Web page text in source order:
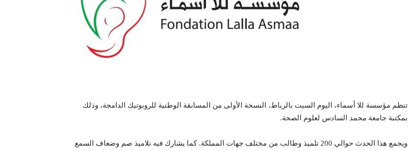
تنظم مؤسسة للا أسماء، اليوم السبت بالرباط، النسخة الأولى من المسابقة الوطنية للروبوتيك الدامجة، وذلك
بمكتبة جامعة محمد السادس لعلوم الصحة.
ويجمع هذا الحدث حوالي 200 تلميذ وطالب من مختلف جهات المملكة. كما يشارك فيه تلاميذ صم وضعاف السمع